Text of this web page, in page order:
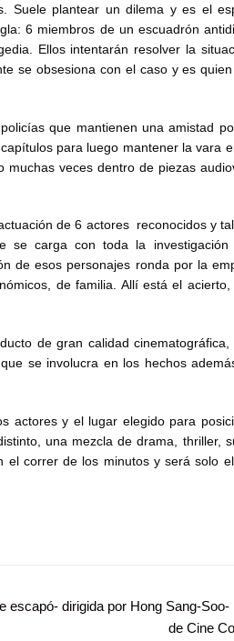
Suele plantear un dilema y es el
6 miembros de un escuadrón
Ellos intentarán resolver la
se obsesiona con el caso y es
que mantienen una amistad
para luego mantener la vara
veces dentro de piezas
de 6 actores reconocidos y
se carga con toda la investigación
de esos personajes ronda por la
de familia. Allí está el
de gran calidad
se involucra en los hechos
actores y el lugar elegido para
una mezcla de drama, thriller,
correr de los minutos y será solo
escapó- dirigida por Hong Sang-
de Cine